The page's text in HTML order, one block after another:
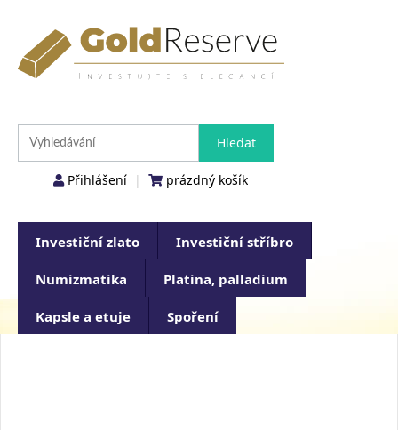
Přihlášení | prázdný košík
Investiční zlato Investiční stříbro
Numizmatika Platina, palladium
Kapsle a etuje Spoření